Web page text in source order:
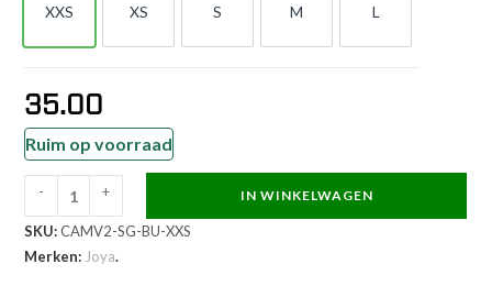
XXS
XXS
XS
XS
S
S
M
M
L
L
35.00
Ruim op voorraad
Kinder
Camo
- + IN WINKELWAGEN
SKU:CAMV2-SG-BU-XXS
Merken: Joya.